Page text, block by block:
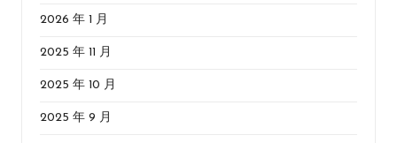
2026 年 1 月
2025 年 11 月
2025 年 10 月
2025 年 9 月